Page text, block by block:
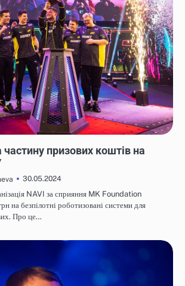
частину призових коштів на
30.05.2024
NAVI за сприяння MK Foundation
на безпілотні роботизовані системи для
Про це…